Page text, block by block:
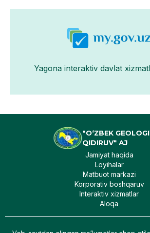
Yagona interaktiv davlat
"O‘ZBEK
QIDIRUV" AJ
Jamiyat haqida
Loyihalar
Matbuot markazi
Korporativ boshqaruv
Interaktiv xizmatlar
Aloqa